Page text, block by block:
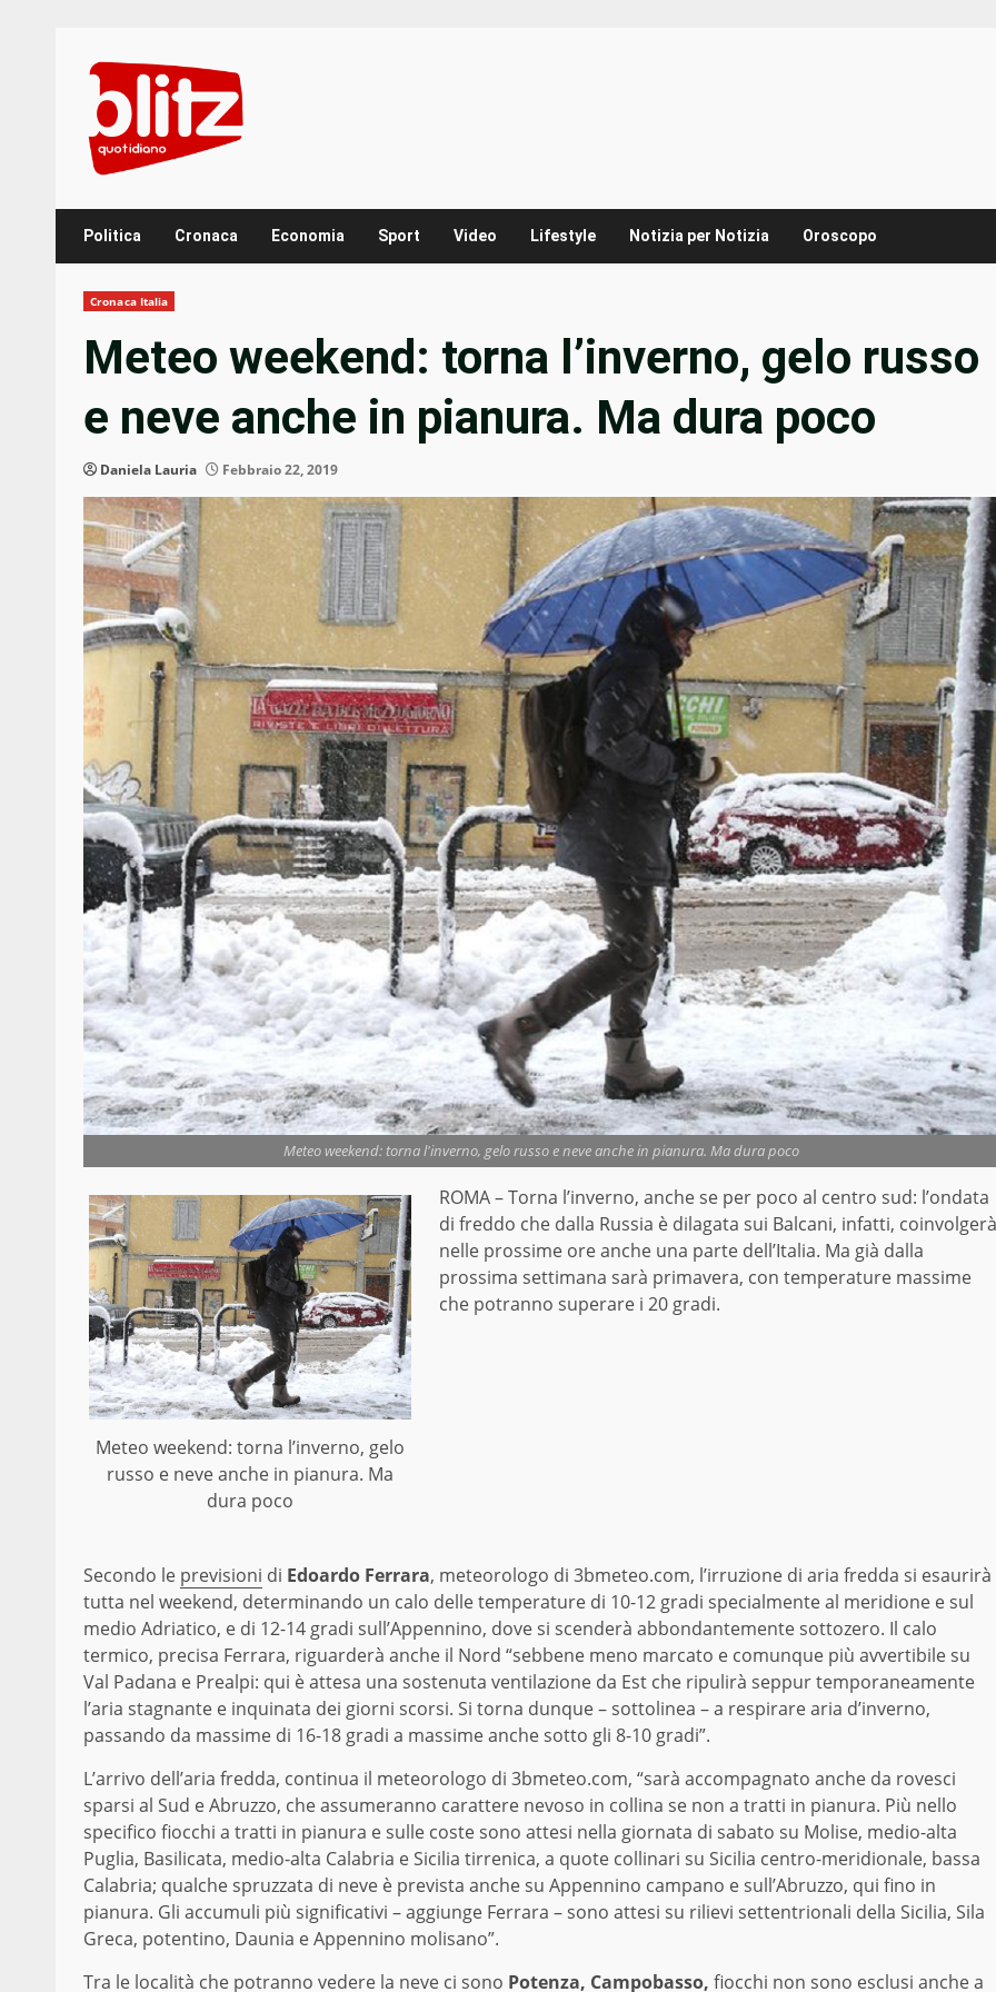
content
Politica Cronaca Economia Sport Video Lifestyle Notizia per Notizia Oroscopo
Cronaca Italia
Meteo weekend: torna l’inverno, gelo russo
e neve anche in pianura. Ma dura poco
Daniela Lauria Febbraio 22, 2019
Meteo weekend: torna l'inverno, gelo russo e neve anche in pianura. Ma dura poco
Meteo weekend: torna l’inverno, gelo
russo e neve anche in pianura. Ma
dura poco
ROMA – Torna l’inverno, anche se per poco al centro sud: l’ondata
di freddo che dalla Russia è dilagata sui Balcani, infatti, coinvolgerà
nelle prossime ore anche una parte dell’Italia. Ma già dalla
prossima settimana sarà primavera, con temperature massime
che potranno superare i 20 gradi.
Secondo le previsioni di Edoardo Ferrara, meteorologo di 3bmeteo.com, l’irruzione di aria fredda si esaurirà
tutta nel weekend, determinando un calo delle temperature di 10-12 gradi specialmente al meridione e sul
medio Adriatico, e di 12-14 gradi sull’Appennino, dove si scenderà abbondantemente sottozero. Il calo
termico, precisa Ferrara, riguarderà anche il Nord “sebbene meno marcato e comunque più avvertibile su
Val Padana e Prealpi: qui è attesa una sostenuta ventilazione da Est che ripulirà seppur temporaneamente
l’aria stagnante e inquinata dei giorni scorsi. Si torna dunque – sottolinea – a respirare aria d’inverno,
passando da massime di 16-18 gradi a massime anche sotto gli 8-10 gradi”.
L’arrivo dell’aria fredda, continua il meteorologo di 3bmeteo.com, “sarà accompagnato anche da rovesci
sparsi al Sud e Abruzzo, che assumeranno carattere nevoso in collina se non a tratti in pianura. Più nello
specifico fiocchi a tratti in pianura e sulle coste sono attesi nella giornata di sabato su Molise, medio-alta
Puglia, Basilicata, medio-alta Calabria e Sicilia tirrenica, a quote collinari su Sicilia centro-meridionale, bassa
Calabria; qualche spruzzata di neve è prevista anche su Appennino campano e sull’Abruzzo, qui fino in
pianura. Gli accumuli più significativi – aggiunge Ferrara – sono attesi su rilievi settentrionali della Sicilia, Sila
Greca, potentino, Daunia e Appennino molisano”.
Tra le località che potranno vedere la neve ci sono Potenza, Campobasso, fiocchi non sono esclusi anche a